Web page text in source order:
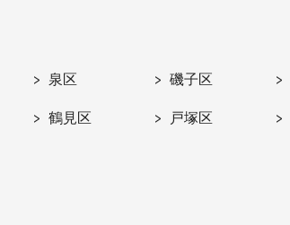
泉区 磯子区
鶴見区 戸塚区